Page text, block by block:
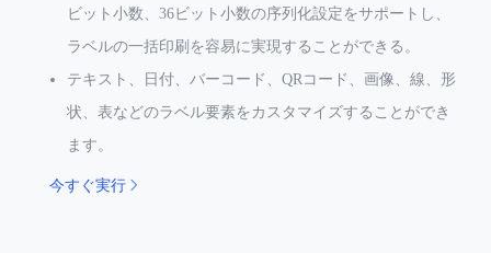
ビット小数、36ビット小数の序列化設定をサポートし、
ラベルの一括印刷を容易に実現することができる。
テキスト、日付、バーコード、QRコード、画像、線、形
状、表などのラベル要素をカスタマイズすることができ
ます。
今すぐ実行